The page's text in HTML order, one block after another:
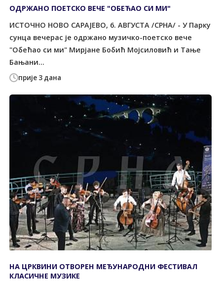
прије 3 дана
ОДРЖАНО ПОЕТСКО ВЕЧЕ "ОБЕЋАО СИ МИ"
ИСТОЧНО НОВО САРАЈЕВО, 6. АВГУСТА /СРНА/ - У Парку
сунца вечерас је одржано музичко-поетско вече
"Обећао си ми" Мирјане Бобић Мојсиловић и Тање
Бањани...
НА ЦРКВИНИ ОТВОРЕН МЕЂУНАРОДНИ ФЕСТИВАЛ
КЛАСИЧНЕ МУЗИКЕ